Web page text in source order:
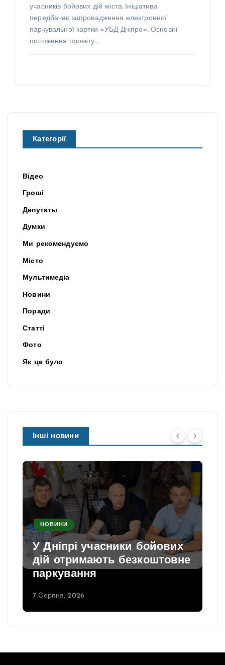
учасників бойових дій міста. Ініціатива
передбачає запровадження електронної
паркувальної картки «УБД Дніпро». Основні
положення проєкту…
Категорії
Відео
Гроші
Депутаты
Думки
Ми рекомендуємо
Місто
Мультимедіа
Новини
Поради
Статті
Фото
Як це було
Інші новини
НОВИНИ
У Дніпрі учасники бойових
дій отримають безкоштовне
паркування
7 Серпня, 2026